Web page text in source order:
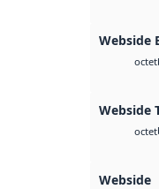
Webside
octet
Webside
octet
Webside